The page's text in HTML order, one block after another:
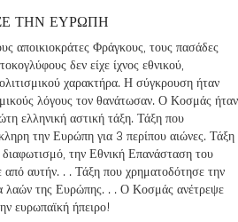
ΤΗΝ ΕΥΡΩΠΗ
αποικιοκράτες Φράγκους, τους πασάδες
δεν είχε ίχνος εθνικού,
χαρακτήρα. Η σύγκρουση ήταν
λόγους τον θανάτωσαν. Ο Κοσμάς ήταν
ελληνική αστική τάξη. Τάξη που
την Ευρώπη για 3 περίπου αιώνες. Τάξη
την Εθνική Επανάσταση του
αυτήν. . . Τάξη που χρηματοδότησε την
λαών της Ευρώπης. . . Ο Κοσμάς ανέτρεψε
ευρωπαϊκή ήπειρο!